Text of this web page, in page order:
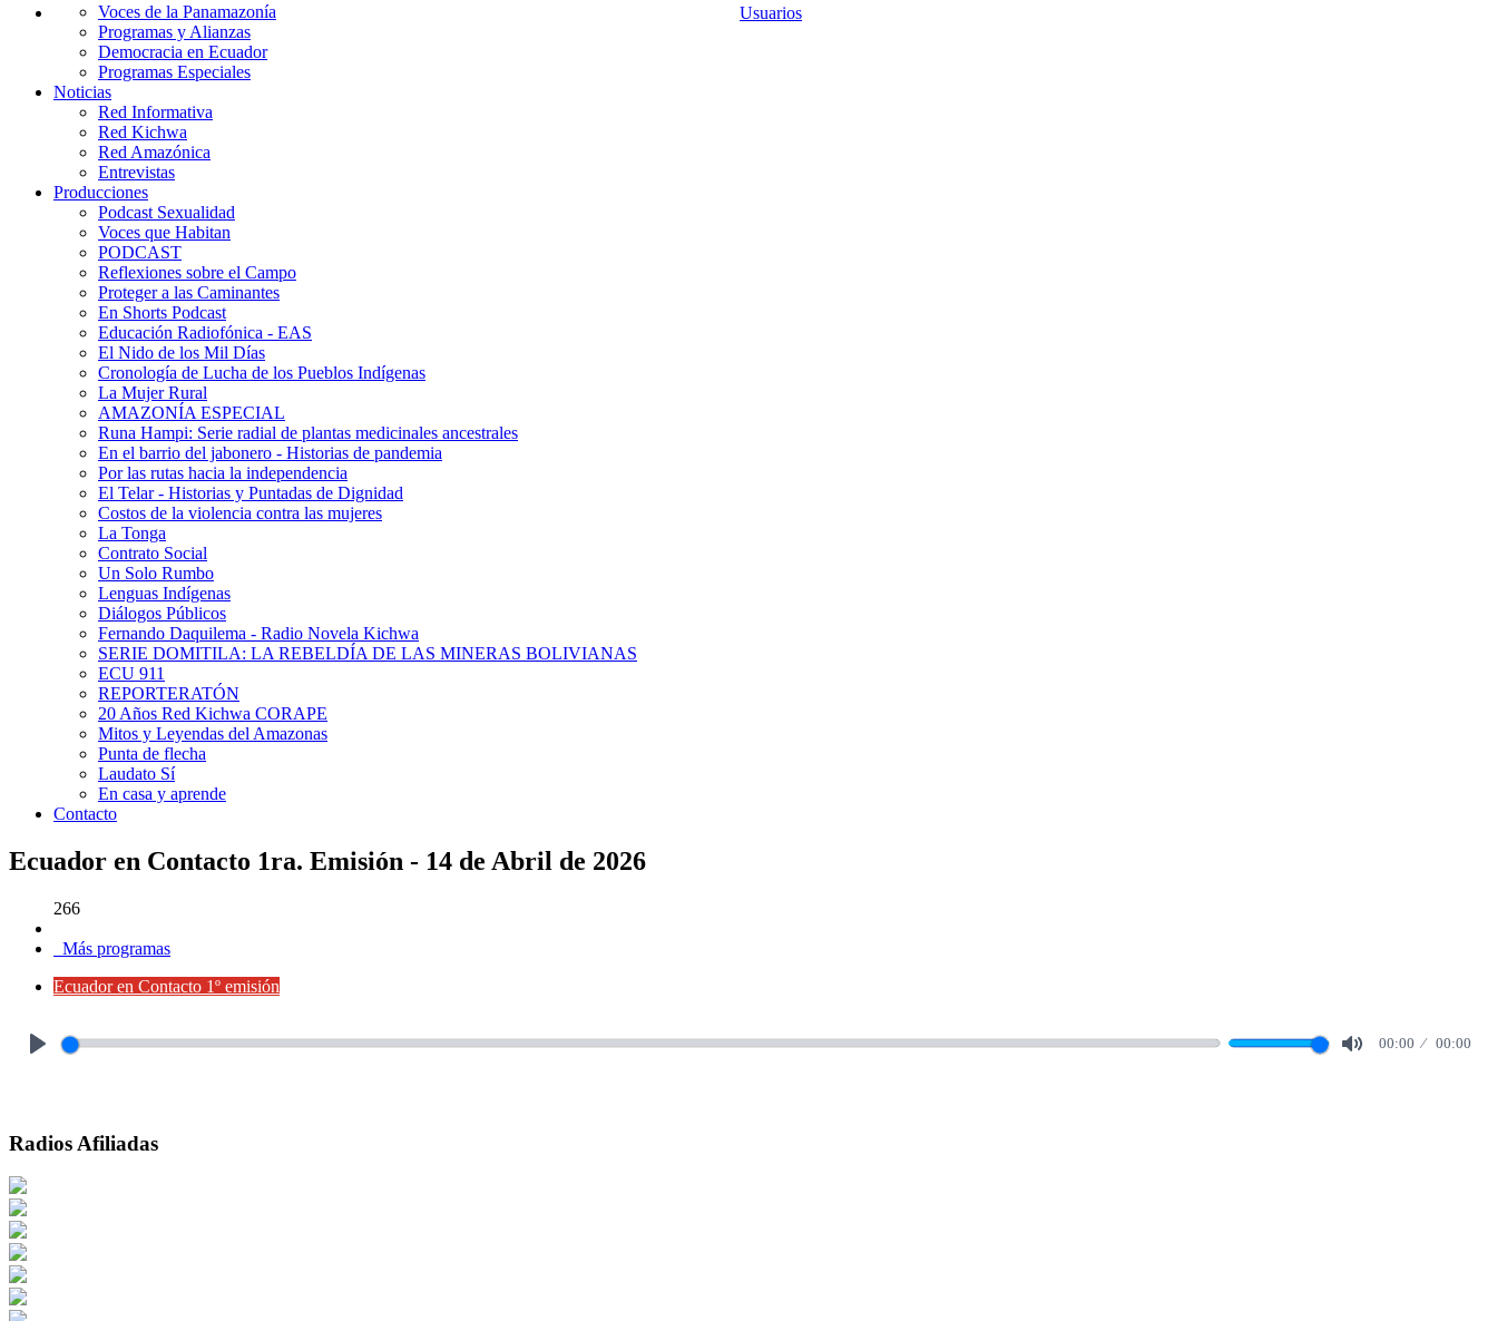
Usuarios
Voces de la Panamazonía
Programas y Alianzas
Democracia en Ecuador
Programas Especiales
Noticias
Red Informativa
Red Kichwa
Red Amazónica
Entrevistas
Producciones
Podcast Sexualidad
Voces que Habitan
PODCAST
Reflexiones sobre el Campo
Proteger a las Caminantes
En Shorts Podcast
Educación Radiofónica - EAS
El Nido de los Mil Días
Cronología de Lucha de los Pueblos Indígenas
La Mujer Rural
AMAZONÍA ESPECIAL
Runa Hampi: Serie radial de plantas medicinales ancestrales
En el barrio del jabonero - Historias de pandemia
Por las rutas hacia la independencia
El Telar - Historias y Puntadas de Dignidad
Costos de la violencia contra las mujeres
La Tonga
Contrato Social
Un Solo Rumbo
Lenguas Indígenas
Diálogos Públicos
Fernando Daquilema - Radio Novela Kichwa
SERIE DOMITILA: LA REBELDÍA DE LAS MINERAS BOLIVIANAS
ECU 911
REPORTERATÓN
20 Años Red Kichwa CORAPE
Mitos y Leyendas del Amazonas
Punta de flecha
Laudato Sí
En casa y aprende
Contacto
Ecuador en Contacto 1ra. Emisión - 14 de Abril de 2026
266
Más programas
Ecuador en Contacto 1º emisión
00:00 00:00
Radios Afiliadas